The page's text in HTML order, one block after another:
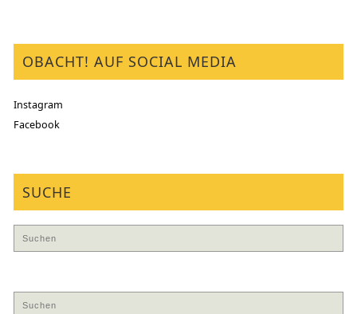
OBACHT! AUF SOCIAL MEDIA
Instagram
Facebook
SUCHE